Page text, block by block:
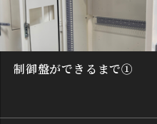
制御盤ができるまで①